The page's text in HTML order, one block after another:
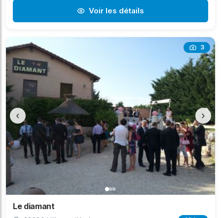
Voir les détails
3
‹ ›
Le diamant